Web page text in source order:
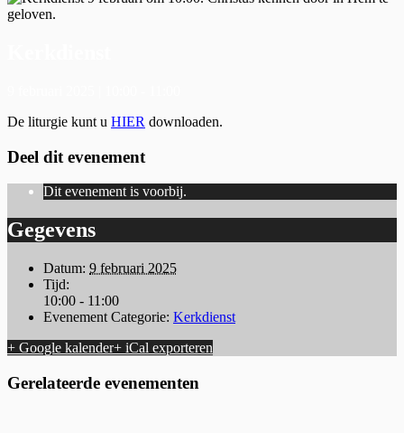
De liturgie kunt u HIER downloaden.
Deel dit evenement
Dit evenement is voorbij.
Gegevens
Datum: 9 februari 2025
Tijd:
10:00 - 11:00
Evenement Categorie: Kerkdienst
+ Google kalender+ iCal exporteren
Gerelateerde evenementen